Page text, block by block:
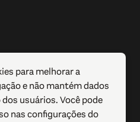
para melhorar a
e não mantém dados
usuários. Você pode
nas configurações do